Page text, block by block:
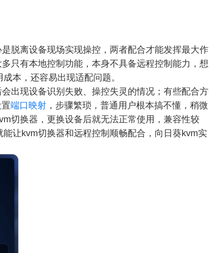
脱离设备现场实现操控，两者配合才能发挥最大作
只有本地控制功能，本身不具备远程控制能力，想
本，还容易出现适配问题。
出现设备识别失败、操控失灵的情况；有些配合方
端口映射 ，步骤繁琐，普通用户根本搞不懂，稍微
切换器，更换设备后就无法正常使用，兼容性较
让kvm切换器和远程控制顺畅配合，向日葵kvm实